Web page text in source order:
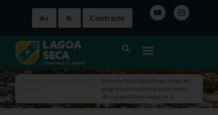
A+ A- Contraste
Prefeito Fábio Ramalho participa de
programa de rádio e presta contas
de sua gestão em Lagoa Seca